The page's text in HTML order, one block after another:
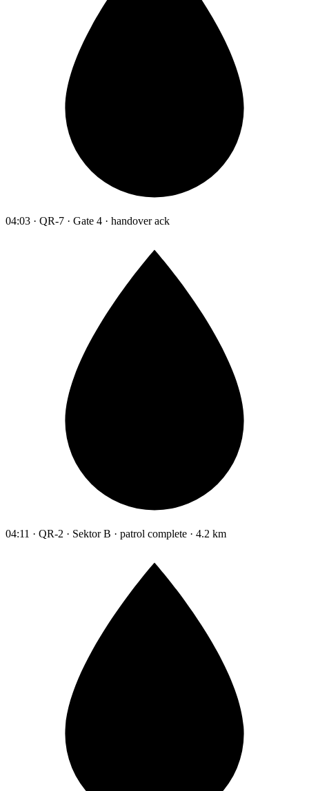
04:03 · QR-7 · Gate 4 · handover ack
04:11 · QR-2 · Sektor B · patrol complete · 4.2 km